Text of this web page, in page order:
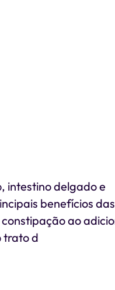
intestino delgado e
benefícios das
ao
trato d